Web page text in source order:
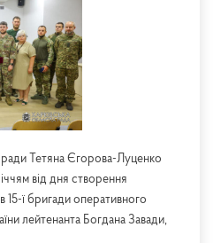
ради Тетяна Єгорова-Луценко
від дня створення
15-ї бригади оперативного
лейтенанта Богдана Завади,